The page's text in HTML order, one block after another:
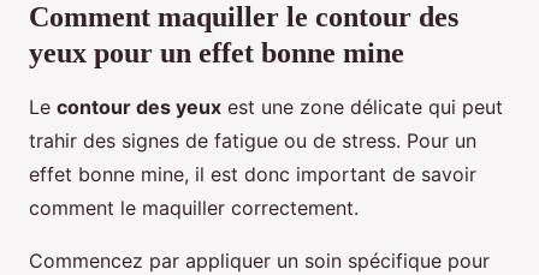
Comment maquiller le contour des
yeux pour un effet bonne mine
Le contour des yeux est une zone délicate qui peut
trahir des signes de fatigue ou de stress. Pour un
effet bonne mine, il est donc important de savoir
comment le maquiller correctement.
Commencez par appliquer un soin spécifique pour